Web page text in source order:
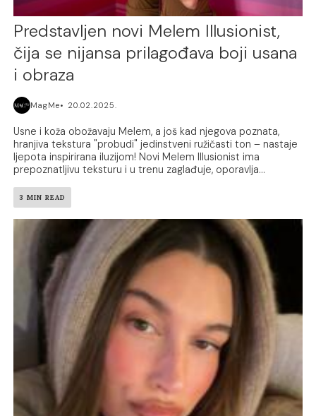
Predstavljen novi Melem Illusionist,
čija se nijansa prilagođava boji usana
i obraza
MagMe 20.02.2025.
Usne i koža obožavaju Melem, a još kad njegova poznata,
hranjiva tekstura "probudi" jedinstveni ružičasti ton – nastaje
ljepota inspirirana iluzijom! Novi Melem Illusionist ima
prepoznatljivu teksturu i u trenu zaglađuje, oporavlja...
3 MIN READ